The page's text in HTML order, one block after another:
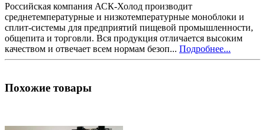
Российская компания АСК-Холод производит
среднетемпературные и низкотемпературные моноблоки и
сплит-системы для предприятий пищевой промышленности,
общепита и торговли. Вся продукция отличается высоким
качеством и отвечает всем нормам безоп... Подробнее...
Похожие товары